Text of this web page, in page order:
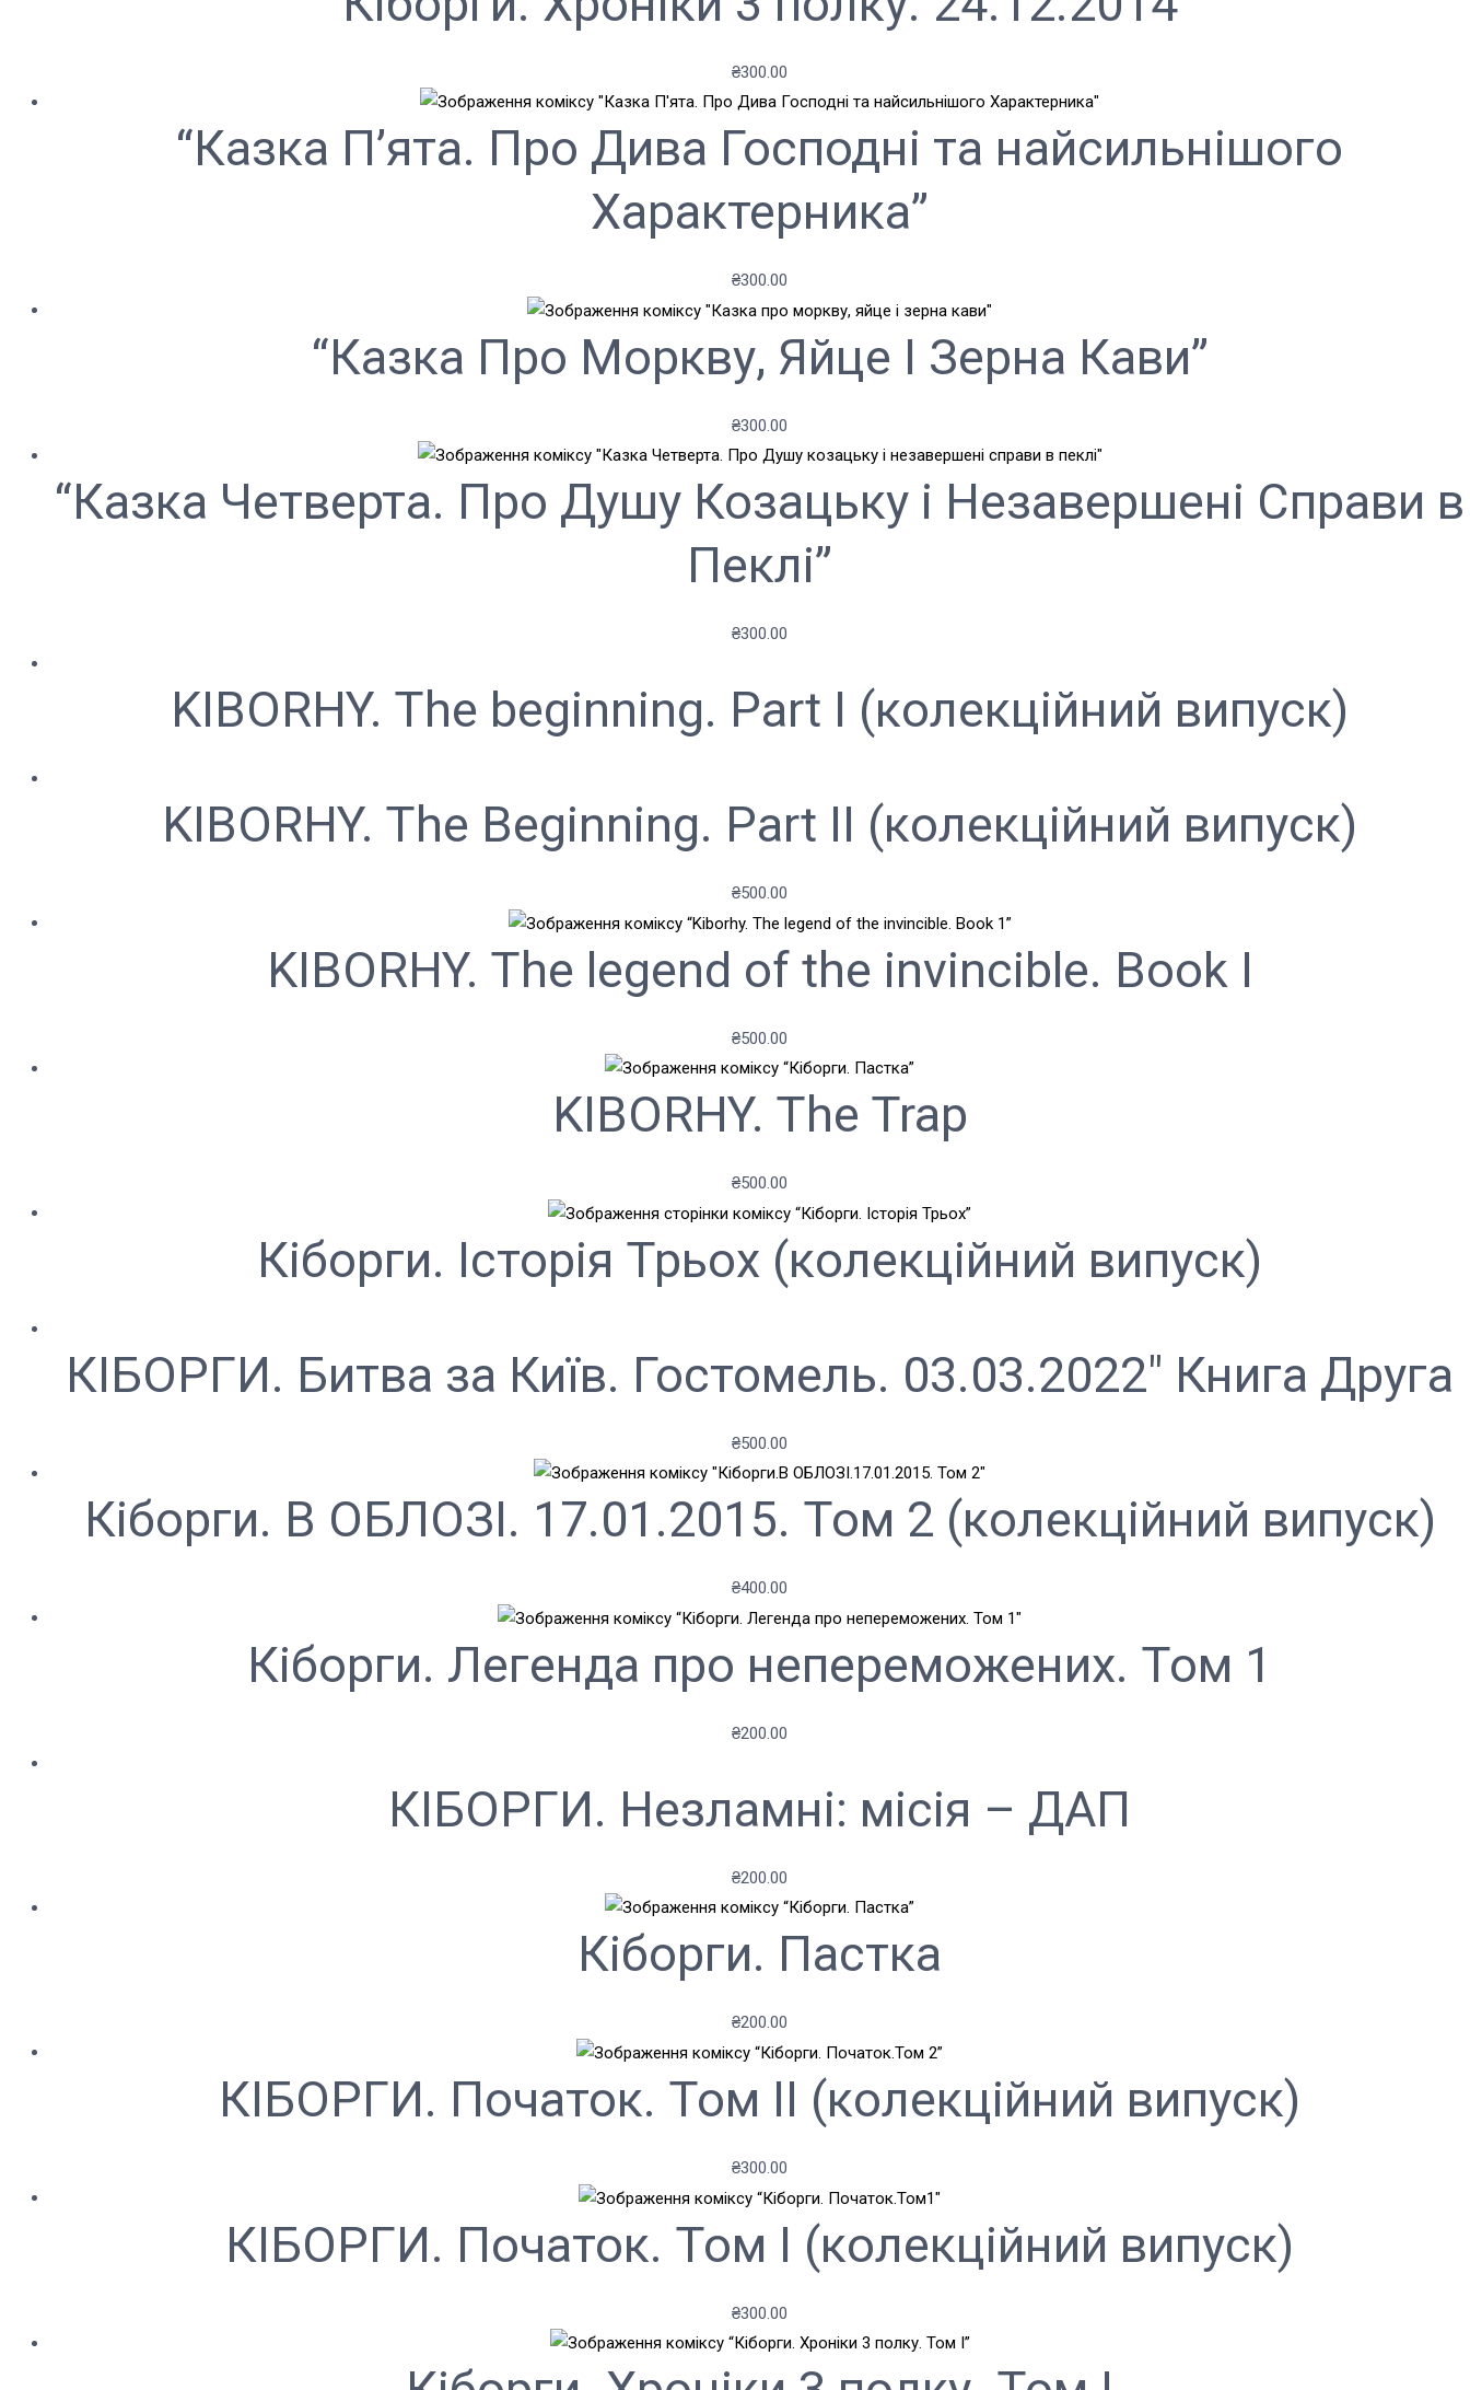
₴300.00
“Казка П’ята. Про Дива Господні та найсильнішого
Характерника”
₴300.00
“Казка Про Моркву, Яйце І Зерна Кави”
₴300.00
“Казка Четверта. Про Душу Козацьку і Незавершені Справи в
Пеклі”
₴300.00
KIBORHY. The beginning. Part I (колекційний випуск)
KIBORHY. The Beginning. Part II (колекційний випуск)
₴500.00
KIBORHY. The legend of the invincible. Book I
₴500.00
KIBORHY. The Trap
₴500.00
Кіборги. Історія Трьох (колекційний випуск)
КІБОРГИ. Битва за Київ. Гостомель. 03.03.2022″ Книга Друга
₴500.00
Кіборги. В ОБЛОЗІ. 17.01.2015. Том 2 (колекційний випуск)
₴400.00
Кіборги. Легенда про непереможених. Том 1
₴200.00
КІБОРГИ. Незламні: місія – ДАП
₴200.00
Кіборги. Пастка
₴200.00
КІБОРГИ. Початок. Том II (колекційний випуск)
₴300.00
КІБОРГИ. Початок. Том І (колекційний випуск)
₴300.00